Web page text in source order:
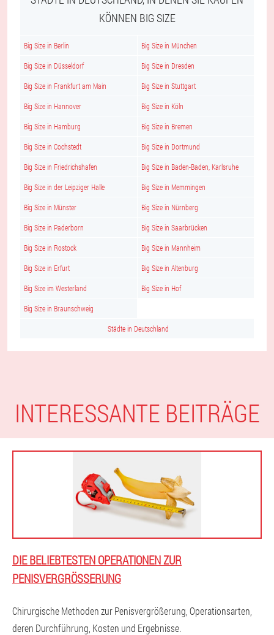
KÖNNEN BIG SIZE
Big Size in Berlin Big Size in München
Big Size in Düsseldorf Big Size in Dresden
Big Size in Frankfurt am Main Big Size in Stuttgart
Big Size in Hannover Big Size in Köln
Big Size in Hamburg Big Size in Bremen
Big Size in Cochstedt Big Size in Dortmund
Big Size in Friedrichshafen Big Size in Baden-Baden, Karlsruhe
Big Size in der Leipziger Halle Big Size in Memmingen
Big Size in Münster Big Size in Nürnberg
Big Size in Paderborn Big Size in Saarbrücken
Big Size in Rostock Big Size in Mannheim
Big Size in Erfurt Big Size in Altenburg
Big Size im Westerland Big Size in Hof
Big Size in Braunschweig
Städte in Deutschland
INTERESSANTE BEITRÄGE
DIE BELIEBTESTEN OPERATIONEN ZUR
PENISVERGRÖSSERUNG
Chirurgische Methoden zur Penisvergrößerung, Operationsarten,
deren Durchführung, Kosten und Ergebnisse.